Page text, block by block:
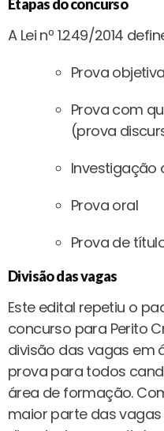
Etapas do concurso
A Lei nº 1.249/2014
Prova
Prova com
(prova
Investigação
Prova oral
Prova de
Divisão das vagas
Este edital repetiu o
concurso para Perito
divisão das vagas em
prova para todos
área de formação.
maior parte das